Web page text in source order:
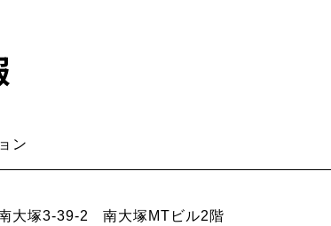
ン
大塚3-39-2 南大塚MTビル2階